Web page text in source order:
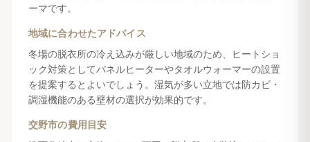
ーマです。
地域に合わせたアドバイス
冬場の脱衣所の冷え込みが厳しい地域のため、ヒートショ
ック対策としてパネルヒーターやタオルウォーマーの設置
を提案するとよいでしょう。湿気が多い立地では防カビ・
調湿機能のある壁材の選択が効果的です。
交野市の費用目安